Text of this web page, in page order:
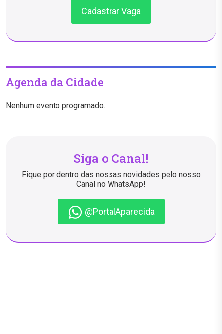
Cadastrar Vaga
Agenda da Cidade
Nenhum evento programado.
Siga o Canal!
Fique por dentro das nossas novidades pelo nosso
Canal no WhatsApp!
@PortalAparecida